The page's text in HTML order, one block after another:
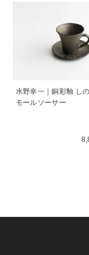
水野幸一｜銅彩釉 し
モールソーサー